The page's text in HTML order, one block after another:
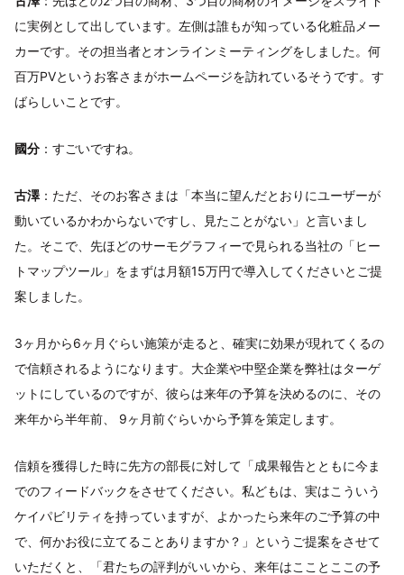
に実例として出しています。左側は誰もが知っている化粧品メー
カーです。その担当者とオンラインミーティングをしました。何
百万PVというお客さまがホームページを訪れているそうです。す
ばらしいことです。
國分 ：すごいですね。
古澤：ただ、そのお客さまは「本当に望んだとおりにユーザーが
動いているかわからないですし、見たことがない」と言いまし
た。そこで、先ほどのサーモグラフィーで見られる当社の「ヒー
トマップツール」をまずは月額15万円で導入してくださいとご提
案しました。
3ヶ月から6ヶ月ぐらい施策が走ると、確実に効果が現れてくるの
で信頼されるようになります。大企業や中堅企業を弊社はターゲ
ットにしているのですが、彼らは来年の予算を決めるのに、その
来年から半年前、 9ヶ月前ぐらいから予算を策定します。
信頼を獲得した時に先方の部長に対して「成果報告とともに今ま
でのフィードバックをさせてください。私どもは、実はこういう
ケイパビリティを持っていますが、よかったら来年のご予算の中
で、何かお役に立てることありますか？」というご提案をさせて
いただくと、「君たちの評判がいいから、来年はこことここの予